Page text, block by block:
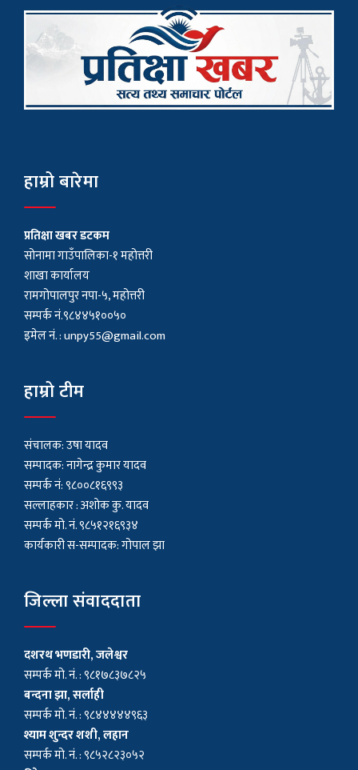
हाम्रो बारेमा
प्रतिक्षा खबर डटकम
सोनामा गाउँपालिका-१ महोत्तरी
शाखा कार्यालय
रामगोपालपुर नपा-५, महोत्तरी
सम्पर्क नं.९८४४५१००५०
इमेल नं. :unpy55@gmail.com
हाम्रो टीम
संचालक: उषा यादव
सम्पादक: नागेन्द्र कुमार यादव
सम्पर्क नं: ९८००८१६९९३
सल्लाहकार : अशाेक कु. यादव
सम्पर्क मो. नं. ९८५१२१६९३४
कार्यकारी स-सम्पादक: गोपाल झा
जिल्ला संवाददाता
दशरथ भणडारी, जलेश्वर
सम्पर्क मो. नं. : ९८१७८३७८२५
बन्दना झा, सर्लाही
सम्पर्क मो. नं. : ९८४४४४४९६३
श्याम शुन्दर शशी, लहान
सम्पर्क मो. नं. : ९८५२८२३०५२